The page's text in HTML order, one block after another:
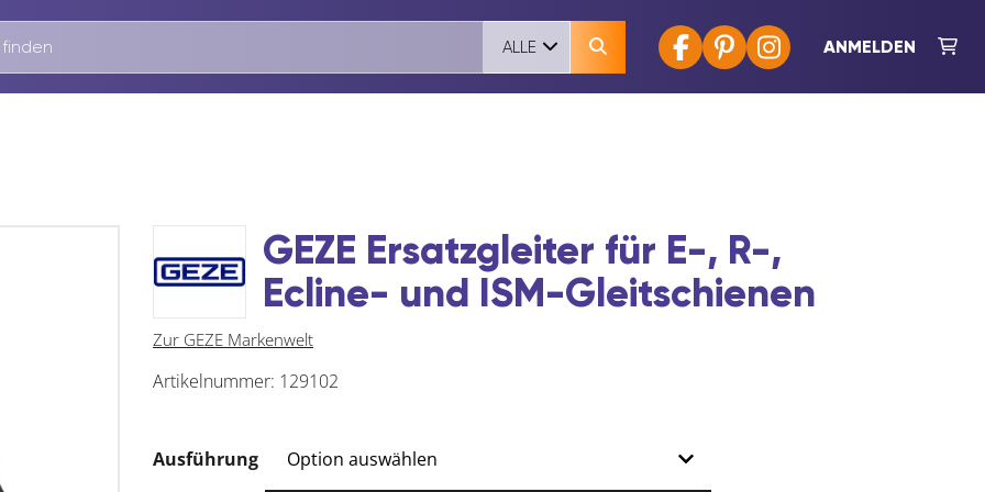
ANMELDEN
ALLE
GEZE Ersatzgleiter für E-, R-,
Ecline- und ISM-Gleitschienen
Zur GEZE Markenwelt
Artikelnummer: 129102
Ausführung